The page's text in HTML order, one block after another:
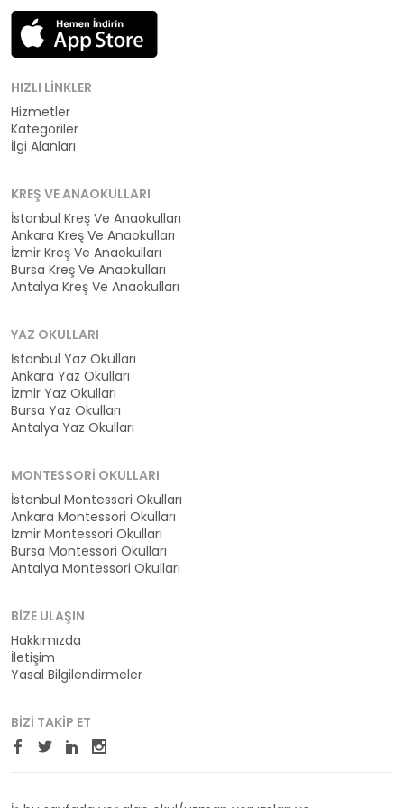
HIZLI LINKLER
Hizmetler
Kategoriler
İlgi Alanları
KREŞ VE ANAOKULLARI
İstanbul Kreş Ve Anaokulları
Ankara Kreş Ve Anaokulları
İzmir Kreş Ve Anaokulları
Bursa Kreş Ve Anaokulları
Antalya Kreş Ve Anaokulları
YAZ OKULLARI
İstanbul Yaz Okulları
Ankara Yaz Okulları
İzmir Yaz Okulları
Bursa Yaz Okulları
Antalya Yaz Okulları
MONTESSORI OKULLARI
İstanbul Montessori Okulları
Ankara Montessori Okulları
İzmir Montessori Okulları
Bursa Montessori Okulları
Antalya Montessori Okulları
BIZE ULAŞIN
Hakkımızda
İletişim
Yasal Bilgilendirmeler
BIZI TAKIP ET